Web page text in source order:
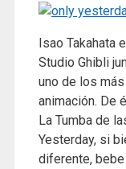
Isao Takahata
Studio Ghibli
uno de los
animación. De
La Tumba de
Yesterday, si
diferente,